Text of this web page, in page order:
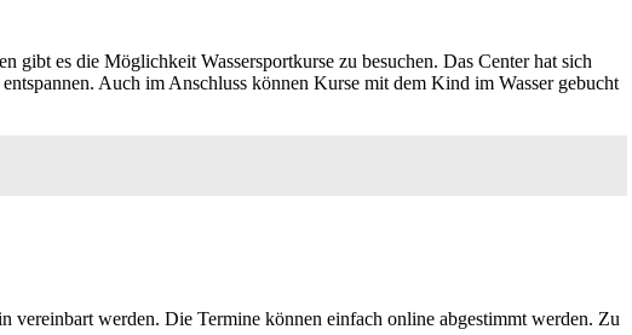
gibt es die Möglichkeit Wassersportkurse zu besuchen. Das Center hat sich
Auch im Anschluss können Kurse mit dem Kind im Wasser gebucht
vereinbart werden. Die Termine können einfach online abgestimmt werden. Zu